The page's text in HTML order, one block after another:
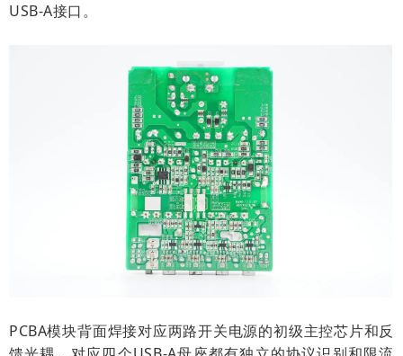
USB-A接口。
PCBA模块背面焊接对应两路开关电源的初级主控芯片和反